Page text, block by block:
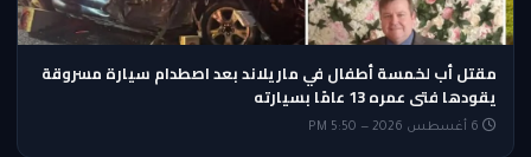
مقتل أب لخمسة أطفال في ماريلاند بعد اصطدام سيارة مسروقة
يقودها فتى عمره 13 عامًا بسيارته